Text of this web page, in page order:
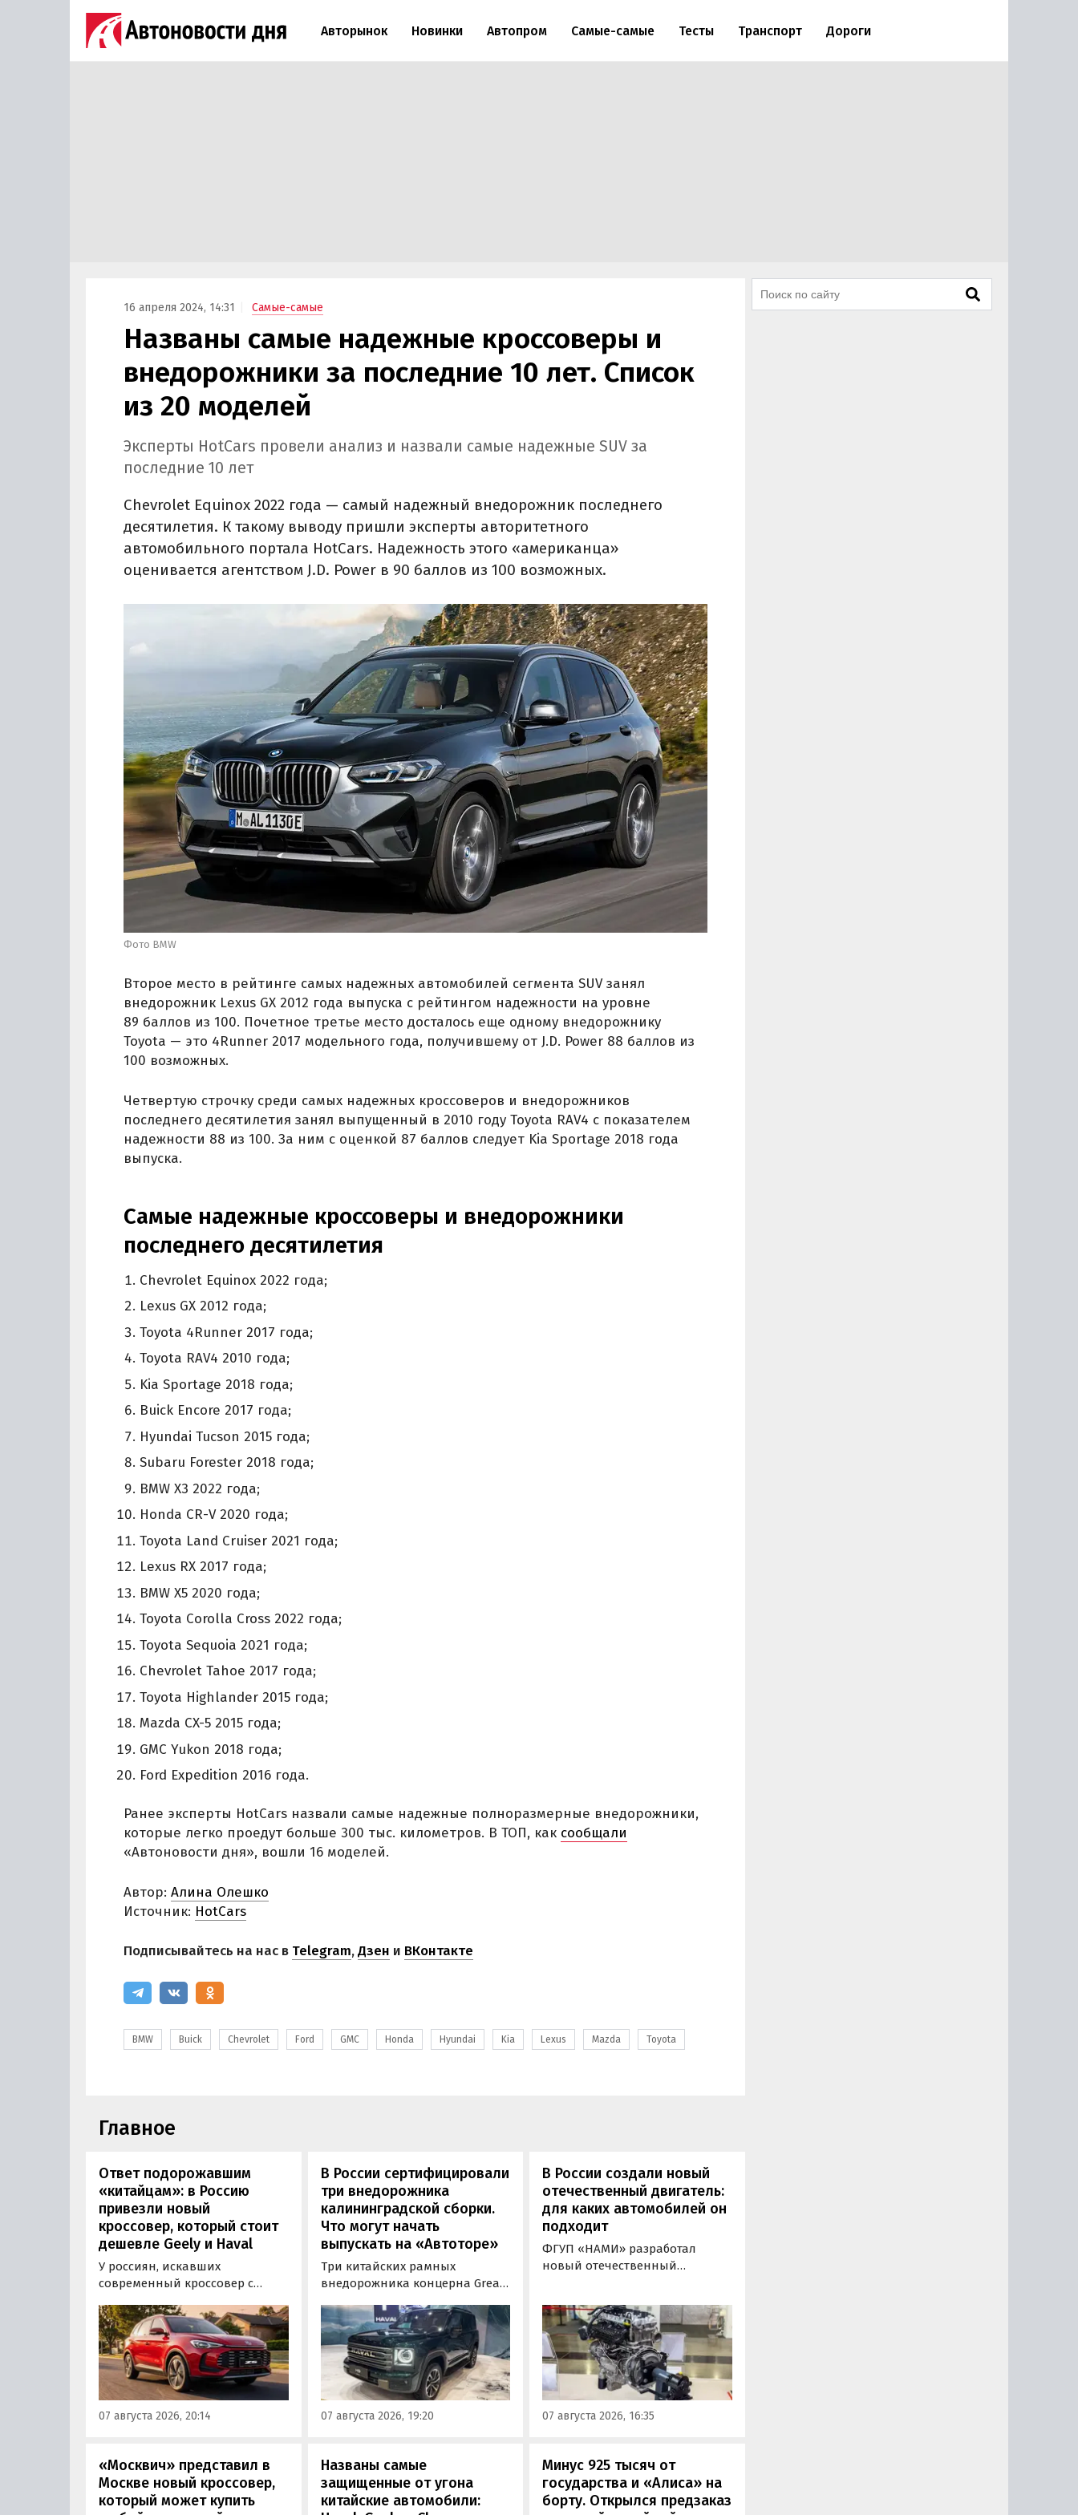
Авторынок Новинки Автопром Самые-самые Тесты Транспорт Дороги
16 апреля 2024, 14:31 Самые-самые
Названы самые надежные кроссоверы и
внедорожники за последние 10 лет. Список
из 20 моделей
Эксперты HotCars провели анализ и назвали самые надежные SUV за
последние 10 лет
Chevrolet Equinox 2022 года — самый надежный внедорожник последнего
десятилетия. К такому выводу пришли эксперты авторитетного
автомобильного портала HotCars. Надежность этого «американца»
оценивается агентством J.D. Power в 90 баллов из 100 возможных.
Фото BMW
Второе место в рейтинге самых надежных автомобилей сегмента SUV занял
внедорожник Lexus GX 2012 года выпуска с рейтингом надежности на уровне
89 баллов из 100. Почетное третье место досталось еще одному внедорожнику
Toyota — это 4Runner 2017 модельного года, получившему от J.D. Power 88 баллов из
100 возможных.
Четвертую строчку среди самых надежных кроссоверов и внедорожников
последнего десятилетия занял выпущенный в 2010 году Toyota RAV4 с показателем
надежности 88 из 100. За ним с оценкой 87 баллов следует Kia Sportage 2018 года
выпуска.
Самые надежные кроссоверы и внедорожники
последнего десятилетия
Chevrolet Equinox 2022 года;
Lexus GX 2012 года;
Toyota 4Runner 2017 года;
Toyota RAV4 2010 года;
Kia Sportage 2018 года;
Buick Encore 2017 года;
Hyundai Tucson 2015 года;
Subaru Forester 2018 года;
BMW X3 2022 года;
Honda CR-V 2020 года;
Toyota Land Cruiser 2021 года;
Lexus RX 2017 года;
BMW X5 2020 года;
Toyota Corolla Cross 2022 года;
Toyota Sequoia 2021 года;
Chevrolet Tahoe 2017 года;
Toyota Highlander 2015 года;
Mazda CX-5 2015 года;
GMC Yukon 2018 года;
Ford Expedition 2016 года.
Ранее эксперты HotCars назвали самые надежные полноразмерные внедорожники,
которые легко проедут больше 300 тыс. километров. В ТОП, как сообщали
«Автоновости дня», вошли 16 моделей.
Автор: Алина Олешко
Источник: HotCars
Подписывайтесь на нас в Telegram,Дзен и ВКонтакте
BMW Buick Chevrolet Ford GMC Honda Hyundai Kia Lexus Mazda Toyota
Главное
Ответ подорожавшим
«китайцам»: в Россию
привезли новый
кроссовер, который стоит
дешевле Geely и Haval
У россиян, искавших
современный кроссовер с
доступной цене, теперь есть
еще один вариант с китайского
рынка — MG ZS. В Китае он
стоит от 900 000 рублей по
текущему курсу, а в РФ с учетом
всех расходов за него нужно
отдать минимум 1 500 000
07 августа 2026, 20:14
В России сертифицировали
три внедорожника
калининградской сборки.
Что могут начать
выпускать на «Автоторе»
Три китайских рамных
внедорожника концерна Great
калининградском заводе
«Автотор». Речь о Haval H9,
Tank 400 и Tank 500, которые
успешно прошли
сертификацию и получили
Одобрения типа
транспортного средства (ОТТС).
07 августа 2026, 19:20
В России создали новый
отечественный двигатель:
для каких автомобилей он
подходит
ФГУП «НАМИ» разработал
новый отечественный
получивший индекс 414320.
Корреспонденту
«Автоновостей дня» удалось
лично ознакомиться с
новинкой на выставке
«Иннопром» в Екатеринбурге.
07 августа 2026, 16:35
«Москвич» представил в
Москве новый кроссовер,
который может купить
Названы самые
защищенные от угона
китайские автомобили:
Минус 925 тысяч от
государства и «Алиса» на
борту. Открылся предзаказ